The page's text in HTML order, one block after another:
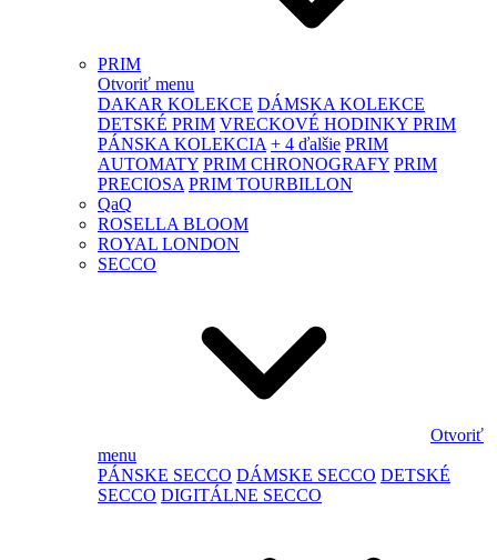
PRIM
Otvoriť menu
DAKAR KOLEKCE DÁMSKA KOLEKCE
DETSKÉ PRIM VRECKOVÉ HODINKY PRIM
PÁNSKA KOLEKCIA + 4 ďalšie PRIM
AUTOMATY PRIM CHRONOGRAFY PRIM
PRECIOSA PRIM TOURBILLON
QaQ
ROSELLA BLOOM
ROYAL LONDON
SECCO
Otvoriť
menu
PÁNSKE SECCO DÁMSKE SECCO DETSKÉ
SECCO DIGITÁLNE SECCO